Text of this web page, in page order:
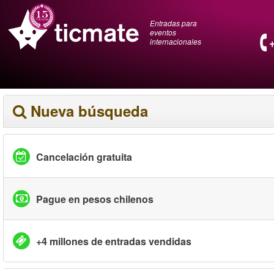
Entradas para
eventos
internacionales
Nueva búsqueda
Cancelación gratuita
Pague en pesos chilenos
+4 millones de entradas vendidas